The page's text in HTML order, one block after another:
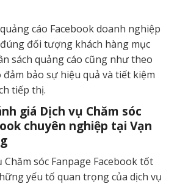
cáo Facebook doanh nghiệp
đối tượng khách hàng mục
sách quảng cáo cũng như theo
bảo sự hiệu quả và tiết kiệm
tiếp thị.
giá Dịch vụ Chăm sóc
chuyên nghiệp tại Vạn
sóc Fanpage Facebook tốt
yếu tố quan trọng của dịch vụ